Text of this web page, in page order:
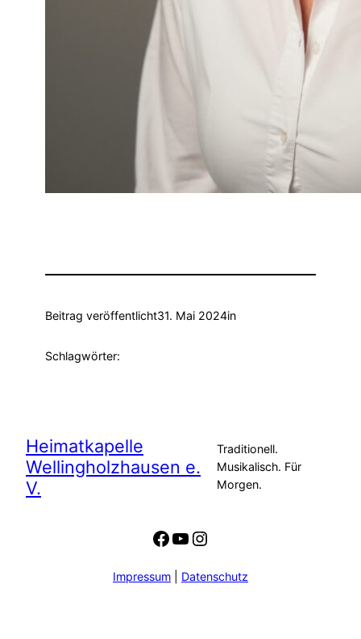
Beitrag veröffentlicht31. Mai 2024in
Schlagwörter:
Heimatkapelle
Wellingholzhausen e.
V.
Traditionell.
Musikalisch. Für
Morgen.
Facebook
YouTube
Instagram
Impressum Datenschutz